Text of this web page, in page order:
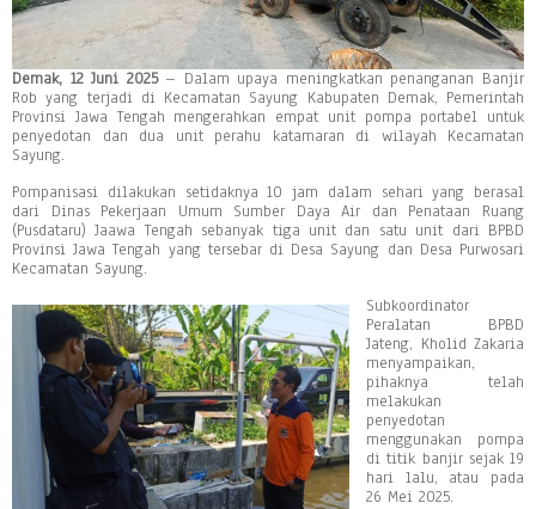
Demak, 12 Juni 2025– Dalam upaya meningkatkan penanganan Banjir
Rob yang terjadi di Kecamatan Sayung Kabupaten Demak, Pemerintah
Provinsi Jawa Tengah mengerahkan empat unit pompa portabel untuk
penyedotan dan dua unit perahu katamaran di wilayah Kecamatan
Sayung.
Pompanisasi dilakukan setidaknya 10 jam dalam sehari yang berasal
dari Dinas Pekerjaan Umum Sumber Daya Air dan Penataan Ruang
(Pusdataru) Jaawa Tengah sebanyak tiga unit dan satu unit dari BPBD
Provinsi Jawa Tengah yang tersebar di Desa Sayung dan Desa Purwosari
Kecamatan Sayung.
Subkoordinator
Peralatan BPBD
Jateng, Kholid Zakaria
menyampaikan,
pihaknya telah
melakukan
penyedotan
menggunakan pompa
di titik banjir sejak 19
hari lalu, atau pada
26 Mei 2025.